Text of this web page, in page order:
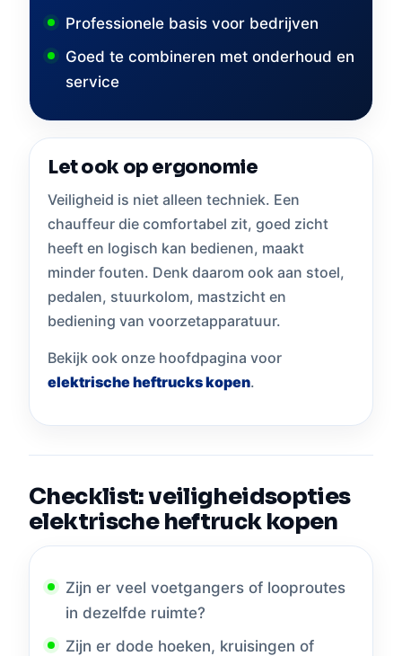
Professionele basis voor bedrijven
Goed te combineren met onderhoud en
service
Let ook op ergonomie
Veiligheid is niet alleen techniek. Een
chauffeur die comfortabel zit, goed zicht
heeft en logisch kan bedienen, maakt
minder fouten. Denk daarom ook aan stoel,
pedalen, stuurkolom, mastzicht en
bediening van voorzetapparatuur.
Bekijk ook onze hoofdpagina voor
elektrische heftrucks kopen.
Checklist: veiligheidsopties
elektrische heftruck kopen
Zijn er veel voetgangers of looproutes
in dezelfde ruimte?
Zijn er dode hoeken, kruisingen of